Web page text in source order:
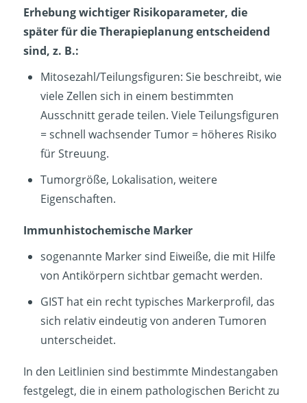
Erhebung wichtiger Risikoparameter, die
später für die Therapieplanung entscheidend
sind, z. B.:
Mitosezahl/Teilungsfiguren: Sie beschreibt, wie
viele Zellen sich in einem bestimmten
Ausschnitt gerade teilen. Viele Teilungsfiguren
= schnell wachsender Tumor = höheres Risiko
für Streuung.
Tumorgröße, Lokalisation, weitere
Eigenschaften.
Immunhistochemische Marker
sogenannte Marker sind Eiweiße, die mit Hilfe
von Antikörpern sichtbar gemacht werden.
GIST hat ein recht typisches Markerprofil, das
sich relativ eindeutig von anderen Tumoren
unterscheidet.
In den Leitlinien sind bestimmte Mindestangaben
festgelegt, die in einem pathologischen Bericht zu